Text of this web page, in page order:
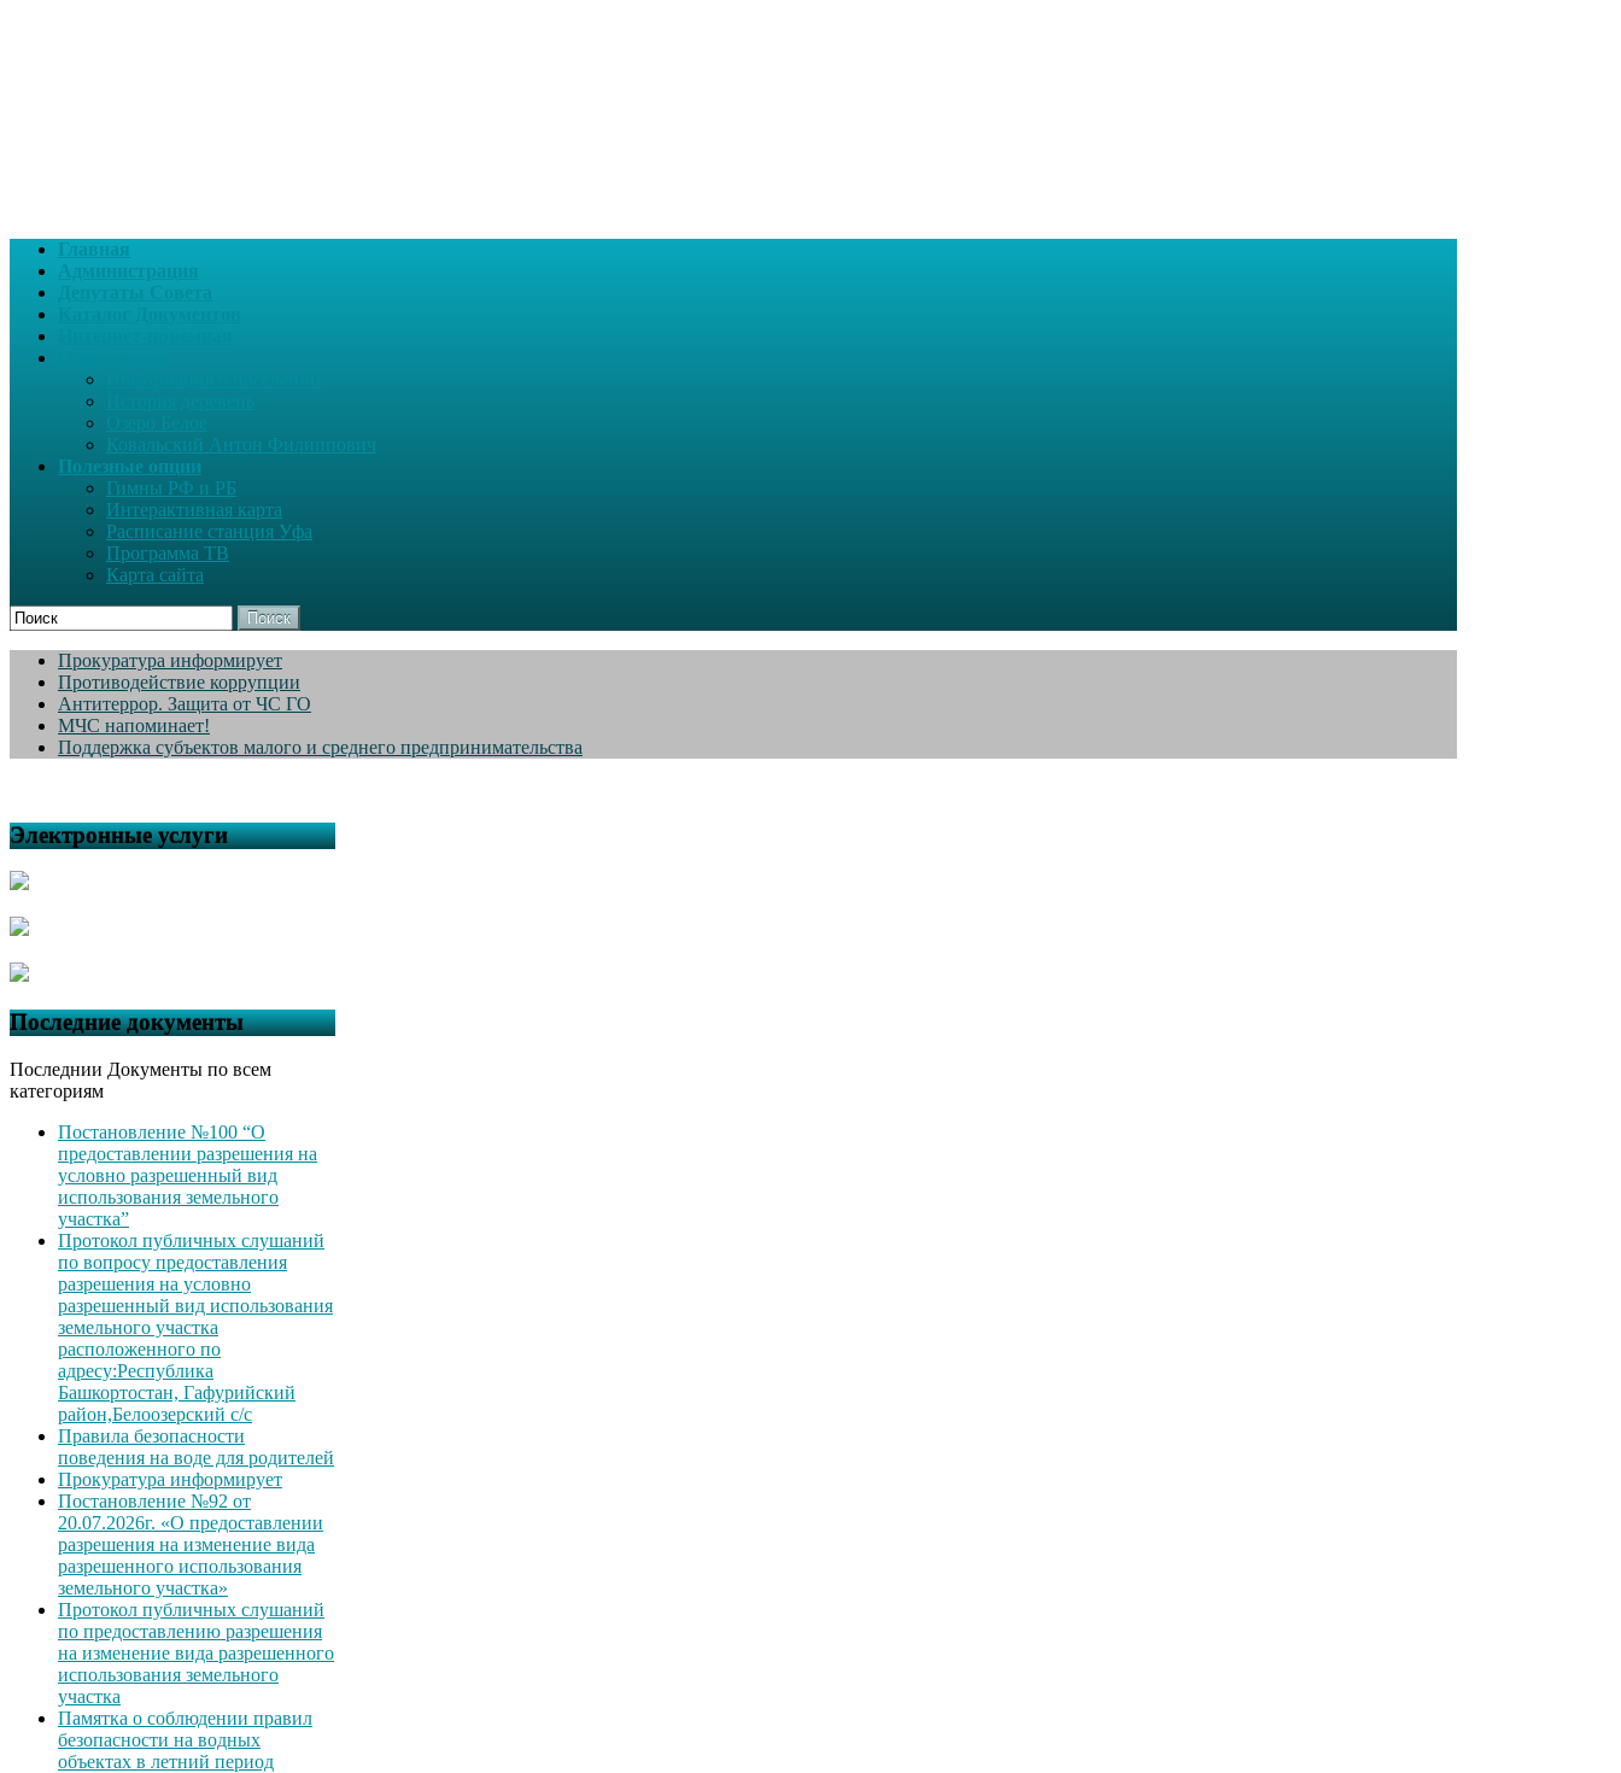
Главная
Администрация
Ковальский Антон Филиппович
Полезные опции
Гимны РФ и РБ
Интерактивная карта
Расписание станция Уфа
Программа ТВ
Карта сайта
Поиск
Прокуратура информирует
Противодействие коррупции
Антитеррор. Защита от ЧС ГО
МЧС напоминает!
Поддержка субъектов малого и среднего предпринимательства
Электронные услуги
Последние документы
Последнии Документы по всем
категориям
Постановление №100 “О
предоставлении разрешения на
условно разрешенный вид
использования земельного
участка”
Протокол публичных слушаний
по вопросу предоставления
разрешения на условно
разрешенный вид использования
земельного участка
расположенного по
адресу:Республика
Башкортостан, Гафурийский
район,Белоозерский с/с
Правила безопасности
поведения на воде для родителей
Прокуратура информирует
Постановление №92 от
20.07.2026г. «О предоставлении
разрешения на изменение вида
разрешенного использования
земельного участка»
Протокол публичных слушаний
по предоставлению разрешения
на изменение вида разрешенного
использования земельного
участка
Памятка о соблюдении правил
безопасности на водных
объектах в летний период